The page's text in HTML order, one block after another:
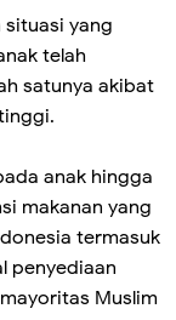
yang
telah
satunya akibat
anak hingga
makanan yang
termasuk
penyediaan
Muslim